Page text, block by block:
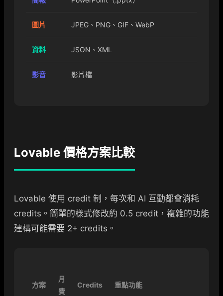
圖片 JPEG、PNG、GIF、WebP
資料 JSON、XML
影音 影片檔
Lovable 價格方案比較
Lovable 使用 credit 制，每次和 AI 互動都會消耗
credits。簡單的樣式修改約 0.5 credit，複雜的功能
建構可能需要 2+ credits。
方案
月
費
Credits 重點功能